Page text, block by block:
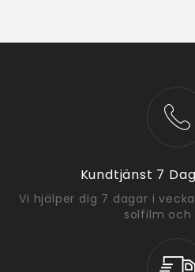
Kundtjänst 7
Vi hjälper dig 7 dagar i
solfilm och